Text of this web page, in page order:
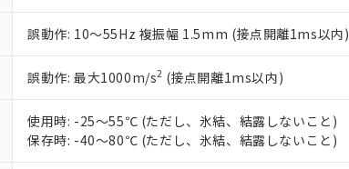
誤動作: 10～55Hz 複振幅 1.5mm (接点開離1ms以内)
誤動作: 最大1000m/s2 (接点開離1ms以内)
使用時: -25～55℃ (ただし、氷結、結露しないこと)
保存時: -40～80℃ (ただし、氷結、結露しないこと)